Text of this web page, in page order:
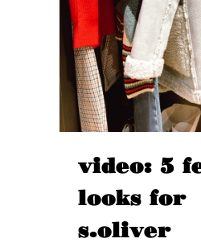
video: 5
looks for
s.oliver